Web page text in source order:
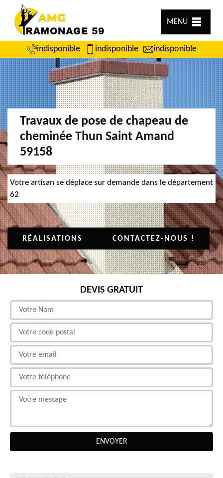
MENU
indisponible indisponible indisponible
Travaux de pose de chapeau de
cheminée Thun Saint Amand
59158
Votre artisan se déplace sur demande dans le département
62
RÉALISATIONS CONTACTEZ-NOUS !
DEVIS GRATUIT